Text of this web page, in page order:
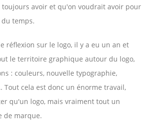
avoir et qu'on voudrait avoir pour
temps.
réflexion sur le logo, il y a eu un an et
le territoire graphique autour du logo,
: couleurs, nouvelle typographie,
Tout cela est donc un énorme travail,
qu'un logo, mais vraiment tout un
de marque.